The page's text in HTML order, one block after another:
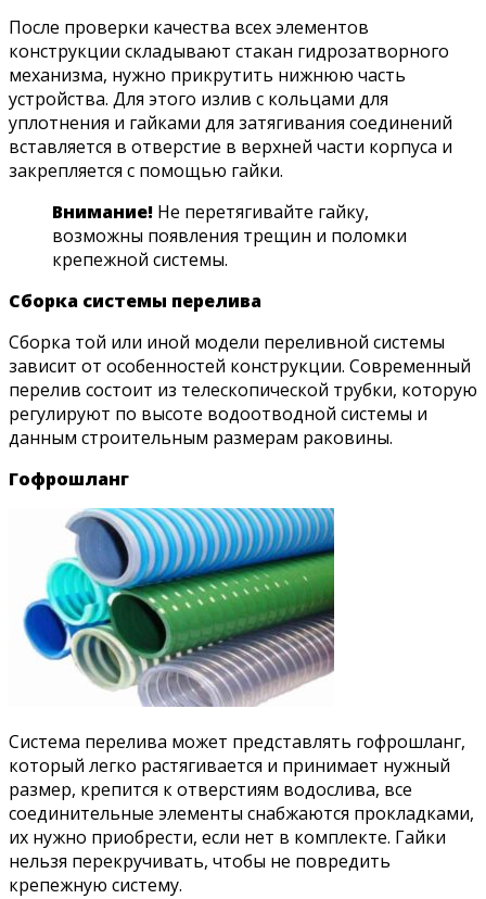
После проверки качества всех элементов
конструкции складывают стакан гидрозатворного
механизма, нужно прикрутить нижнюю часть
устройства. Для этого излив с кольцами для
уплотнения и гайками для затягивания соединений
вставляется в отверстие в верхней части корпуса и
закрепляется с помощью гайки.
Внимание! Не перетягивайте гайку,
возможны появления трещин и поломки
крепежной системы.
Сборка системы перелива
Сборка той или иной модели переливной системы
зависит от особенностей конструкции. Современный
перелив состоит из телескопической трубки, которую
регулируют по высоте водоотводной системы и
данным строительным размерам раковины.
Гофрошланг
Система перелива может представлять гофрошланг,
который легко растягивается и принимает нужный
размер, крепится к отверстиям водослива, все
соединительные элементы снабжаются прокладками,
их нужно приобрести, если нет в комплекте. Гайки
нельзя перекручивать, чтобы не повредить
крепежную систему.